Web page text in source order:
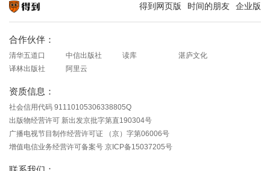
得到网页版 时间的朋友 企业版
合作伙伴：
清华五道口 中信出版社 读库
湛庐文化
译林出版社
阿里云
资质信息：
社会信用代码 91110105306338805Q
出版物经营许可 新出发京批字第直190304号
广播电视节目制作经营许可证 （京）字第06006号
增值电信业务经营许可备案号 京ICP备15037205号